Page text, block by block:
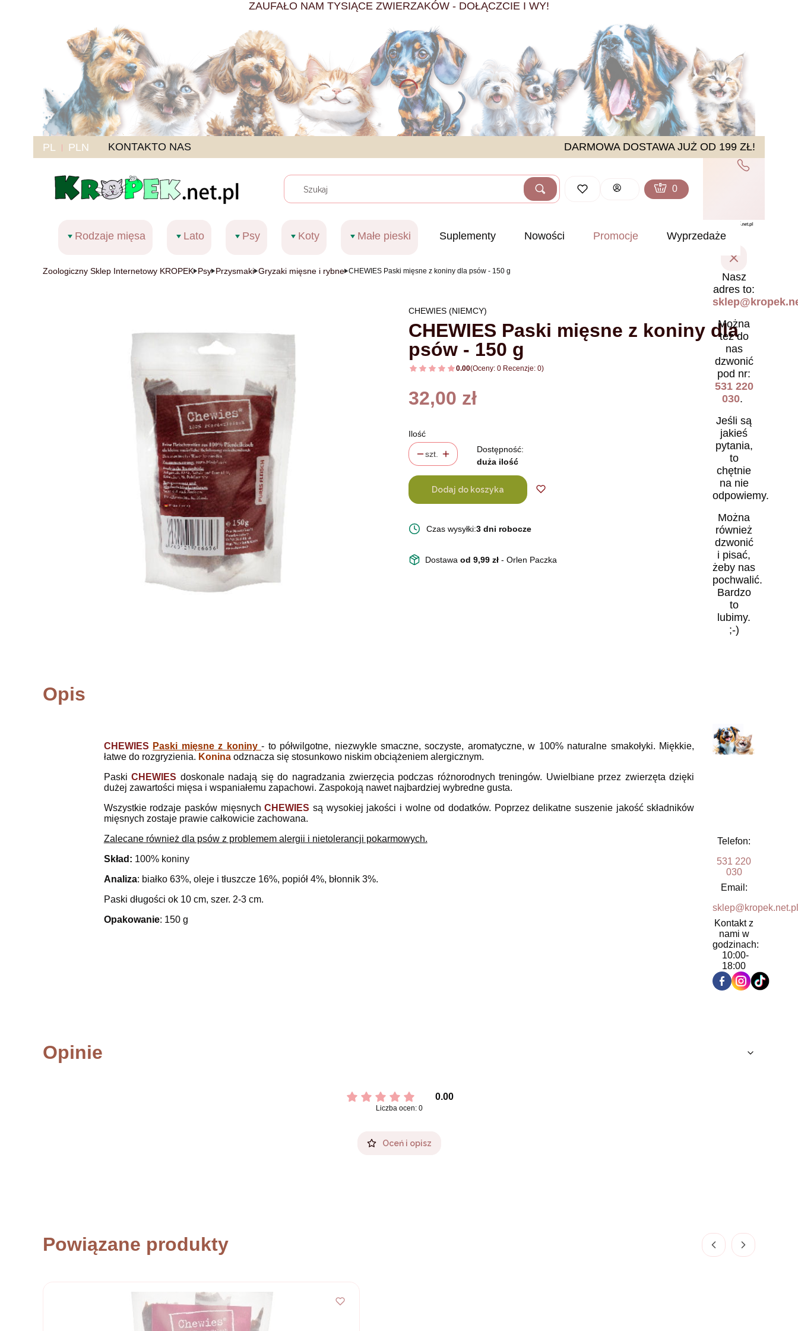
ZAUFAŁO NAM TYSIĄCE ZWIERZAKÓW - DOŁĄCZCIE I WY!
PL PLN KONTAKTO NAS DARMOWA DOSTAWA JUŻ OD 199 ZŁ!
WyczyśćSzukaj Zaloguj się
Produkty w koszyku: 0. Zobacz
Koszyk
Nasz
adres to:
Można
też do
nas
dzwonić
pod nr:
531 220
030.
Jeśli są
jakieś
pytania,
to
chętnie
na nie
odpowiemy.
Można
również
dzwonić
i pisać,
żeby nas
pochwalić.
Bardzo
to
lubimy.
;-)
Telefon:
531 220
030
Email:
sklep@kropek.net.pl
Kontakt z
nami w
godzinach:
10:00-
18:00
Rodzaje mięsa Lato Psy Koty Małe pieski Suplementy Nowości Promocje Wyprzedaże
Zoologiczny Sklep Internetowy KROPEK Psy Przysmaki Gryzaki mięsne i rybne CHEWIES Paski mięsne z koniny dla psów - 150 g
CHEWIES (NIEMCY)
CHEWIES Paski mięsne z koniny dla
psów - 150 g
0.00(Oceny: 0 Recenzje: 0)
Cena
32,00 zł
Ilość
szt.
Dostępność:
duża ilość
Dodaj do koszyka
Czas wysyłki:3 dni robocze
Dostawa od 9,99 zł - Orlen Paczka
Opis
CHEWIES Paski mięsne z koniny- to półwilgotne, niezwykle smaczne, soczyste, aromatyczne, w 100% naturalne smakołyki. Miękkie,
łatwe do rozgryzienia. Koninaodznacza się stosunkowo niskim obciążeniem alergicznym.
PaskiCHEWIES doskonale nadają się do nagradzania zwierzęcia podczas różnorodnych treningów. Uwielbiane przez zwierzęta dzięki
dużej zawartości mięsa i wspaniałemu zapachowi. Zaspokoją nawet najbardziej wybredne gusta.
Wszystkie rodzaje pasków mięsnychCHEWIES są wysokiej jakości i wolne od dodatków. Poprzez delikatne suszenie jakość składników
mięsnych zostaje prawie całkowicie zachowana.
Zalecane również dla psów z problemem alergii i nietolerancji pokarmowych.
Skład: 100% koniny
Analiza: białko 63%, oleje i tłuszcze 16%, popiół 4%, błonnik 3%.
Paski długości ok 10 cm, szer. 2-3 cm.
Opakowanie: 150 g
Opinie
0.00
Liczba ocen: 0
Oceń i opisz
Powiązane produkty